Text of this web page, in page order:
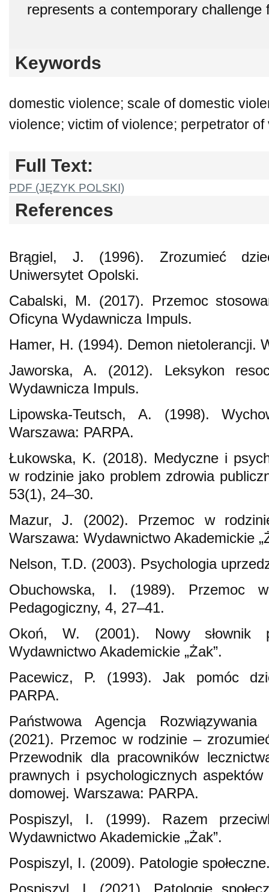
represents a contemporary challenge
Keywords
domestic violence; scale of domestic
violence; victim of violence; perpetrator of
Full Text:
PDF (JĘZYK POLSKI)
References
Brągiel, J. (1996). Zrozumieć
Uniwersytet Opolski.
Cabalski, M. (2017). Przemoc
Oficyna Wydawnicza Impuls.
Hamer, H. (1994). Demon nietolerancji.
Jaworska, A. (2012). Leksykon
Wydawnicza Impuls.
Lipowska-Teutsch, A. (1998).
Warszawa: PARPA.
Łukowska, K. (2018). Medyczne i
w rodzinie jako problem zdrowia
53(1), 24–30.
Mazur, J. (2002). Przemoc w
Warszawa: Wydawnictwo Akademickie
Nelson, T.D. (2003). Psychologia
Obuchowska, I. (1989). Przemoc
Pedagogiczny, 4, 27–41.
Okoń, W. (2001). Nowy słownik
Wydawnictwo Akademickie „Żak”.
Pacewicz, P. (1993). Jak pomóc
PARPA.
Państwowa Agencja Rozwiązywania
(2021). Przemoc w rodzinie –
Przewodnik dla pracowników
prawnych i psychologicznych aspektów
domowej. Warszawa: PARPA.
Pospiszyl, I. (1999). Razem
Wydawnictwo Akademickie „Żak”.
Pospiszyl, I. (2009). Patologie
Pospiszyl, I. (2021). Patologie